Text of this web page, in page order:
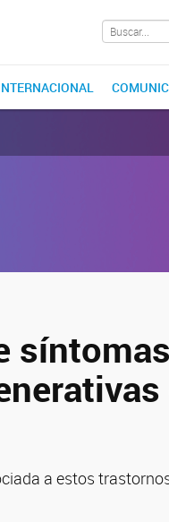
a estos